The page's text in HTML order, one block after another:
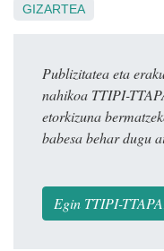
GIZARTEA
Publizitatea eta
nahikoa TTIPI-
etorkizuna
babesa behar dugu
Egin TTIPI-